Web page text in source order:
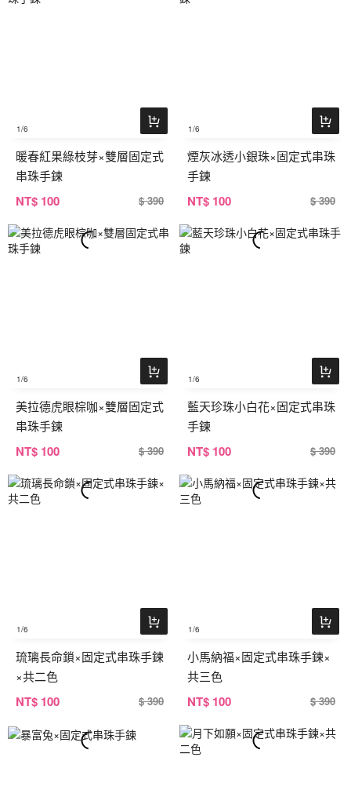
1/6
暖春紅果綠枝芽×雙層固定式
串珠手鍊
NT$ 100 $ 390
1/6
煙灰冰透小銀珠×固定式串珠
手鍊
NT$ 100 $ 390
1/6
美拉德虎眼棕咖×雙層固定式
串珠手鍊
NT$ 100 $ 390
1/6
藍天珍珠小白花×固定式串珠
手鍊
NT$ 100 $ 390
1/6
琉璃長命鎖×固定式串珠手鍊
×共二色
NT$ 100 $ 390
1/6
小馬納福×固定式串珠手鍊×
共三色
NT$ 100 $ 390